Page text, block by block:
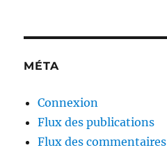
MÉTA
Connexion
Flux des publications
Flux des commentaires